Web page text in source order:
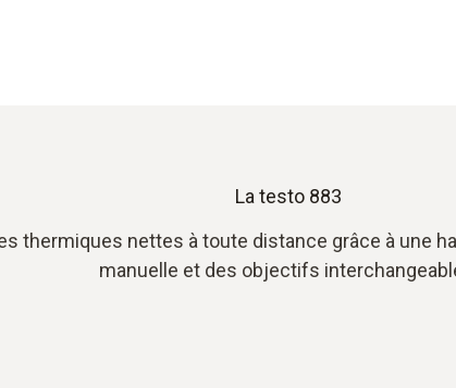
La testo 883
thermiques nettes à toute distance grâce à une
manuelle et des objectifs